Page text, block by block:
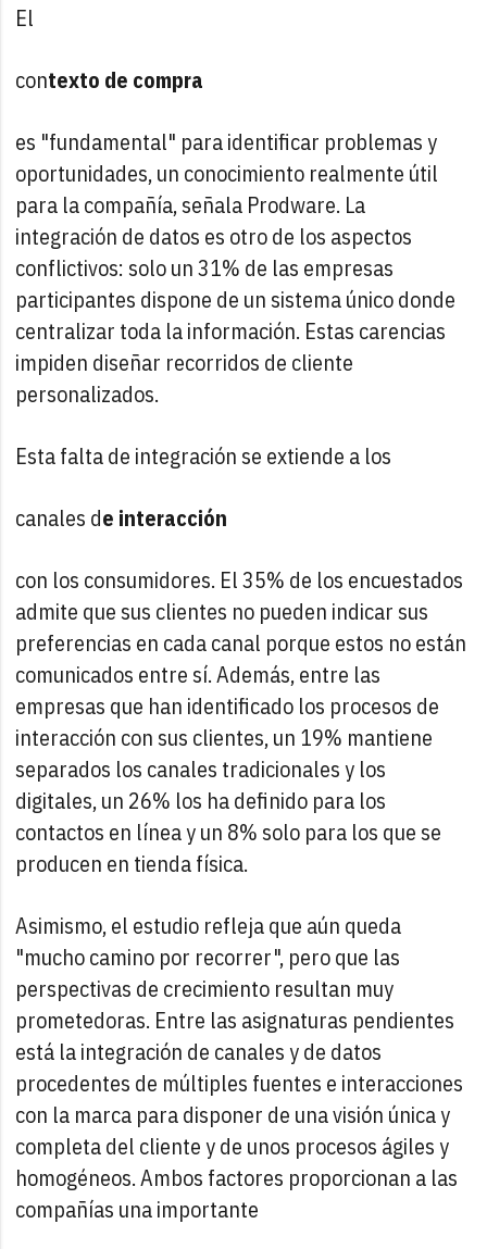
El
contexto de compra
es "fundamental" para identificar problemas y
oportunidades, un conocimiento realmente útil
para la compañía, señala Prodware. La
integración de datos es otro de los aspectos
conflictivos: solo un 31% de las empresas
participantes dispone de un sistema único donde
centralizar toda la información. Estas carencias
impiden diseñar recorridos de cliente
personalizados.
Esta falta de integración se extiende a los
canales de interacción
con los consumidores. El 35% de los encuestados
admite que sus clientes no pueden indicar sus
preferencias en cada canal porque estos no están
comunicados entre sí. Además, entre las
empresas que han identificado los procesos de
interacción con sus clientes, un 19% mantiene
separados los canales tradicionales y los
digitales, un 26% los ha definido para los
contactos en línea y un 8% solo para los que se
producen en tienda física.
Asimismo, el estudio refleja que aún queda
"mucho camino por recorrer", pero que las
perspectivas de crecimiento resultan muy
prometedoras. Entre las asignaturas pendientes
está la integración de canales y de datos
procedentes de múltiples fuentes e interacciones
con la marca para disponer de una visión única y
completa del cliente y de unos procesos ágiles y
homogéneos. Ambos factores proporcionan a las
compañías una importante